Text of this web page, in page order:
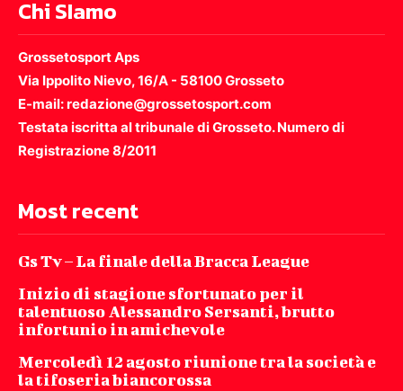
Chi SIamo
Grossetosport Aps
Via Ippolito Nievo, 16/A - 58100 Grosseto
E-mail: redazione@grossetosport.com
Testata iscritta al tribunale di Grosseto. Numero di
Registrazione 8/2011
Most recent
Gs Tv – La finale della Bracca League
Inizio di stagione sfortunato per il
talentuoso Alessandro Sersanti, brutto
infortunio in amichevole
Mercoledì 12 agosto riunione tra la società e
la tifoseria biancorossa